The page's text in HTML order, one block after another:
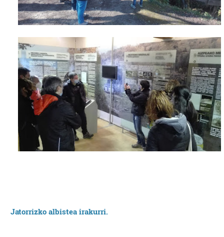
Jatorrizko albistea irakurri.